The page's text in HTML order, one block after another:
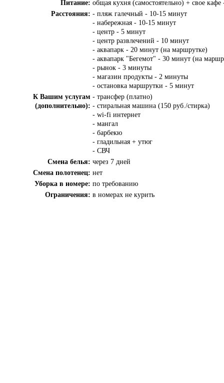
Питание: общая кухня (самостоятельно) + свое
Расстояния: - пляж галечный - 10-15 минут
- набережная - 10-15 минут
- центр - 5 минут
- центр развлечений - 10 минут
- аквапарк - 20 минут (на маршрутке)
- аквапарк "Бегемот" - 30 минут (на
- рынок - 3 минуты
- магазин продукты - 2 минуты
- остановка маршрутки - 5 минут
К Вашим услугам
(дополнительно):
- трансфер (платно)
- стиральная машина (150 руб./стирка)
- wi-fi интернет
- мангал
- барбекю
- гладильная + утюг
- СВЧ
Смена белья: через 7 дней
Смена полотенец: нет
Уборка в номере: по требованию
Ограничения: в номерах не курить